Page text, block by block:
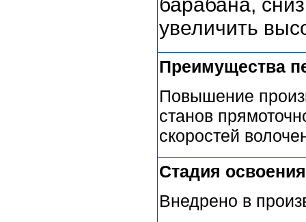
увеличить
Преимущества
Повышение
станов
скоростей
Стадия освоения
Внедрено в